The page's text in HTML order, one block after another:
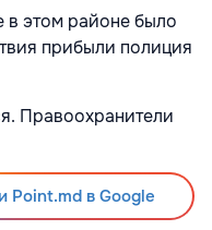
в этом районе было
прибыли полиция
Правоохранители
Point.md в Google